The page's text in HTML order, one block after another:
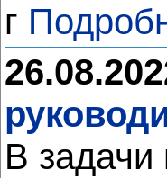
г
В задачи